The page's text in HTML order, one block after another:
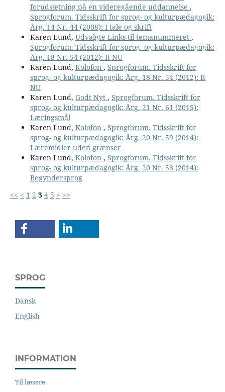
forudsætning på en videregående uddannelse ,
Sprogforum. Tidsskrift for sprog- og kulturpædagogik:
Årg. 14 Nr. 44 (2008): I tale og skrift
Karen Lund, Udvalgte Links til temanummeret ,
Sprogforum. Tidsskrift for sprog- og kulturpædagogik:
Årg. 18 Nr. 54 (2012): It NU
Karen Lund, Kolofon , Sprogforum. Tidsskrift for
sprog- og kulturpædagogik: Årg. 18 Nr. 54 (2012): It
NU
Karen Lund, Godt Nyt , Sprogforum. Tidsskrift for
sprog- og kulturpædagogik: Årg. 21 Nr. 61 (2015):
Læringsmål
Karen Lund, Kolofon , Sprogforum. Tidsskrift for
sprog- og kulturpædagogik: Årg. 20 Nr. 59 (2014):
Læremidler uden grænser
Karen Lund, Kolofon , Sprogforum. Tidsskrift for
sprog- og kulturpædagogik: Årg. 20 Nr. 58 (2014):
Begyndersprog
<< < 1 2 3 4 5 > >>
SPROG
Dansk
English
INFORMATION
Til læsere